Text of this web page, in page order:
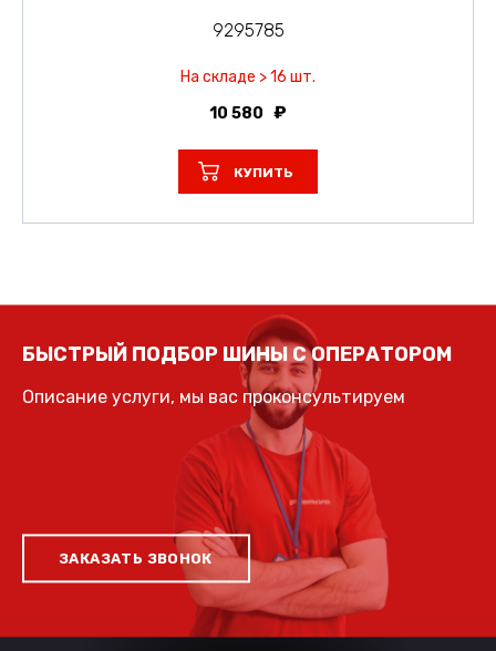
9295785
На складе > 16 шт.
10 580
КУПИТЬ
БЫСТРЫЙ ПОДБОР ШИНЫ С ОПЕРАТОРОМ
Описание услуги, мы вас проконсультируем
ЗАКАЗАТЬ ЗВОНОК